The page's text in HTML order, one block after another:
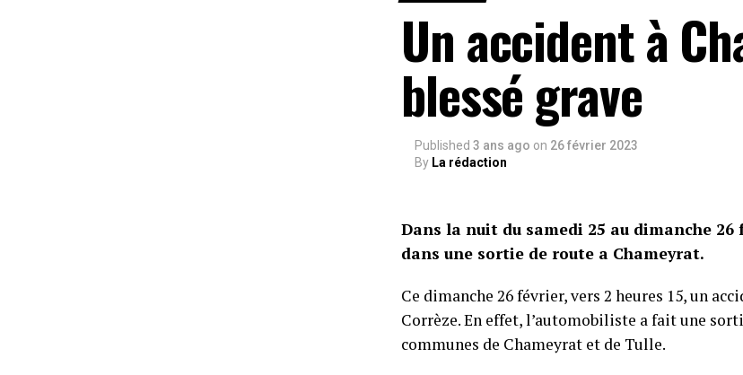
Un accident à
blessé grave
Published 3 ans ago on 26 février 2023
By La rédaction
Dans la nuit du samedi 25 au dimanche
dans une sortie de route a Chameyrat.
Ce dimanche 26 février, vers 2 heures 15, un
Corrèze. En effet, l’automobiliste a fait une
communes de Chameyrat et de Tulle.